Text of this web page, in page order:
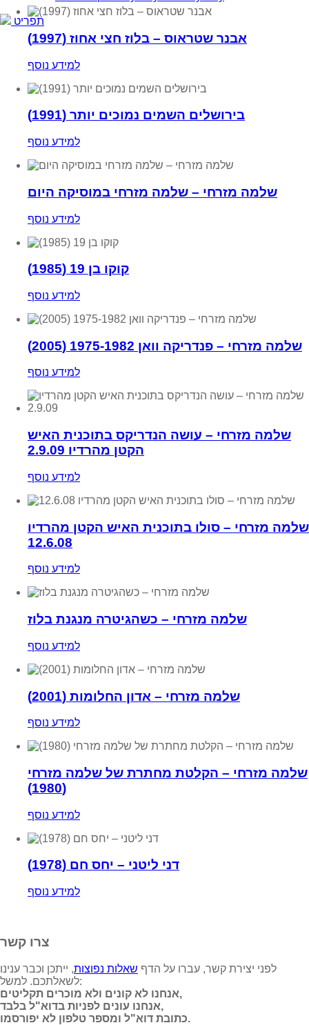
תפריט
אבנר שטראוס – בלוז חצי אחוז (1997)
למידע נוסף
בירושלים השמים נמוכים יותר (1991)
למידע נוסף
שלמה מזרחי – שלמה מזרחי במוסיקה היום
למידע נוסף
קוקו בן 19 (1985)
למידע נוסף
שלמה מזרחי – פנדריקה וואן 1975-1982 (2005)
למידע נוסף
שלמה מזרחי – עושה הנדריקס בתוכנית האיש
הקטן מהרדיו 2.9.09
למידע נוסף
שלמה מזרחי – סולו בתוכנית האיש הקטן מהרדיו
12.6.08
למידע נוסף
שלמה מזרחי – כשהגיטרה מנגנת בלוז
למידע נוסף
שלמה מזרחי – אדון החלומות (2001)
למידע נוסף
שלמה מזרחי – הקלטת מחתרת של שלמה מזרחי
(1980)
למידע נוסף
דני ליטני – יחס חם (1978)
למידע נוסף
צרו קשר
לפני יצירת קשר, עברו על הדף שאלות נפוצות, ייתכן וכבר ענינו
לשאלתכם. למשל:
אנחנו לא קונים ולא מוכרים תקליטים,
אנחנו עונים לפניות בדוא"ל בלבד,
כתובת דוא"ל ומספר טלפון לא יפורסמו.